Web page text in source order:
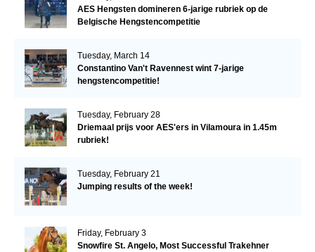
AES Hengsten domineren 6-jarige rubriek op de
Belgische Hengstencompetitie
Tuesday, March 14
Constantino Van't Ravennest wint 7-jarige
hengstencompetitie!
Tuesday, February 28
Driemaal prijs voor AES'ers in Vilamoura in 1.45m
rubriek!
Tuesday, February 21
Jumping results of the week!
Friday, February 3
Snowfire St. Angelo, Most Successful Trakehner